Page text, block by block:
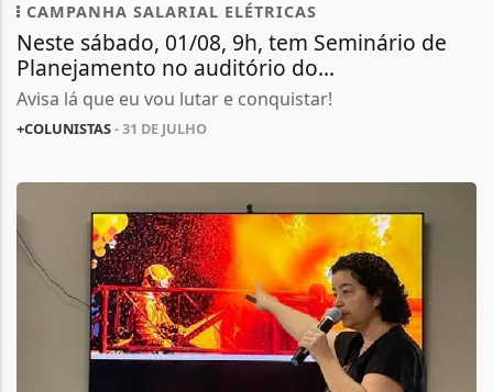
CAMPANHA SALARIAL ELÉTRICAS
Neste sábado, 01/08, 9h, tem Seminário de
Planejamento no auditório do...
Avisa lá que eu vou lutar e conquistar!
+COLUNISTAS- 31 DE JULHO